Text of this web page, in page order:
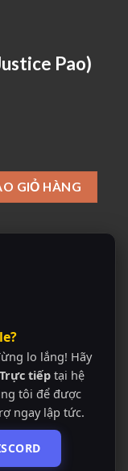
Pao)
lượng
GIỎ HÀNG
lo lắng! Hãy
tiếptại hệ
tôi để được
ngay lập tức.